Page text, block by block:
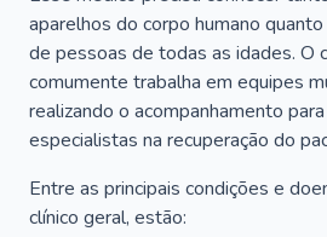
aparelhos do corpo humano
de pessoas de todas as idades. O
comumente trabalha em equipes
realizando o acompanhamento
especialistas na recuperação do
Entre as principais condições e
clínico geral, estão: